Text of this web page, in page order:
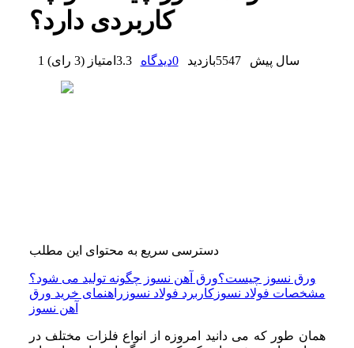
کاربردی دارد؟
1 سال پیش 5547بازدید 0دیدگاه 3.3 امتیاز (3 رای )
دسترسی سریع به محتوای این مطلب
ورق نسوز چیست؟ورق آهن نسوز چگونه تولید می ‌شود؟
مشخصات فولاد نسوزکاربرد فولاد نسوز راهنمای خرید ورق
آهن نسوز
همان ‌طور که می‌ دانید امروزه از انواع فلزات مختلف در